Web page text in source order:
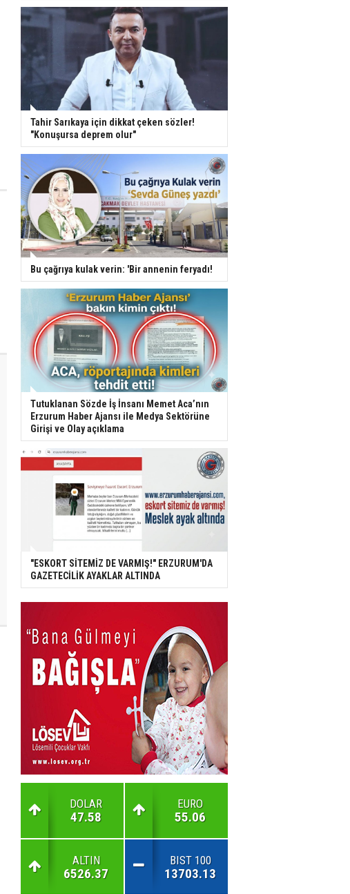
Tahir Sarıkaya için dikkat çeken sözler!
"Konuşursa deprem olur"
Bu çağrıya kulak verin: 'Bir annenin feryadı!
Tutuklanan Sözde İş İnsanı Memet Aca’nın
Erzurum Haber Ajansı ile Medya Sektörüne
Girişi ve Olay açıklama
"ESKORT SİTEMİZ DE VARMIŞ!" ERZURUM'DA
GAZETECİLİK AYAKLAR ALTINDA
DOLAR
47.58
EURO
55.06
ALTIN
6526.37
BIST 100
13703.13